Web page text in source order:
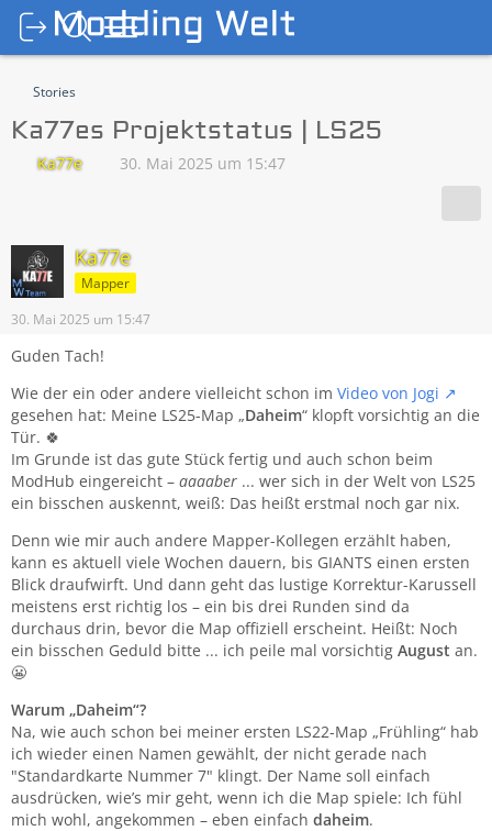
Stories
Ka77es Projektstatus | LS25
Ka77e 30. Mai 2025 um 15:47
Ka77e
Mapper
30. Mai 2025 um 15:47
Guden Tach!
Wie der ein oder andere vielleicht schon im Video von Jogi
gesehen hat: Meine LS25-Map „Daheim“ klopft vorsichtig an die
Tür. 🍀
Im Grunde ist das gute Stück fertig und auch schon beim
ModHub eingereicht – aaaaber ... wer sich in der Welt von LS25
ein bisschen auskennt, weiß: Das heißt erstmal noch gar nix.
Denn wie mir auch andere Mapper-Kollegen erzählt haben,
kann es aktuell viele Wochen dauern, bis GIANTS einen ersten
Blick draufwirft. Und dann geht das lustige Korrektur-Karussell
meistens erst richtig los – ein bis drei Runden sind da
durchaus drin, bevor die Map offiziell erscheint. Heißt: Noch
ein bisschen Geduld bitte ... ich peile mal vorsichtig August an.
😬
Warum „Daheim“?
Na, wie auch schon bei meiner ersten LS22-Map „Frühling“ hab
ich wieder einen Namen gewählt, der nicht gerade nach
"Standardkarte Nummer 7" klingt. Der Name soll einfach
ausdrücken, wie’s mir geht, wenn ich die Map spiele: Ich fühl
mich wohl, angekommen – eben einfach daheim.